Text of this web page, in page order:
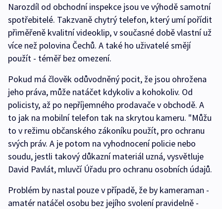
Narozdíl od obchodní inspekce jsou ve výhodě samotní
spotřebitelé. Takzvaně chytrý telefon, který umí pořídit
přiměřeně kvalitní videoklip, v současné době vlastní už
více než polovina Čechů. A také ho uživatelé smějí
použít - téměř bez omezení.
Pokud má člověk odůvodněný pocit, že jsou ohrožena
jeho práva, může natáčet kdykoliv a kohokoliv. Od
policisty, až po nepříjemného prodavače v obchodě. A
to jak na mobilní telefon tak na skrytou kameru. "Můžu
to v režimu občanského zákoníku použít, pro ochranu
svých práv. A je potom na vyhodnocení policie nebo
soudu, jestli takový důkazní materiál uzná, vysvětluje
David Pavlát, mluvčí Úřadu pro ochranu osobních údajů.
Problém by nastal pouze v případě, že by kameraman -
amatér natáčel osobu bez jejího svolení pravidelně -